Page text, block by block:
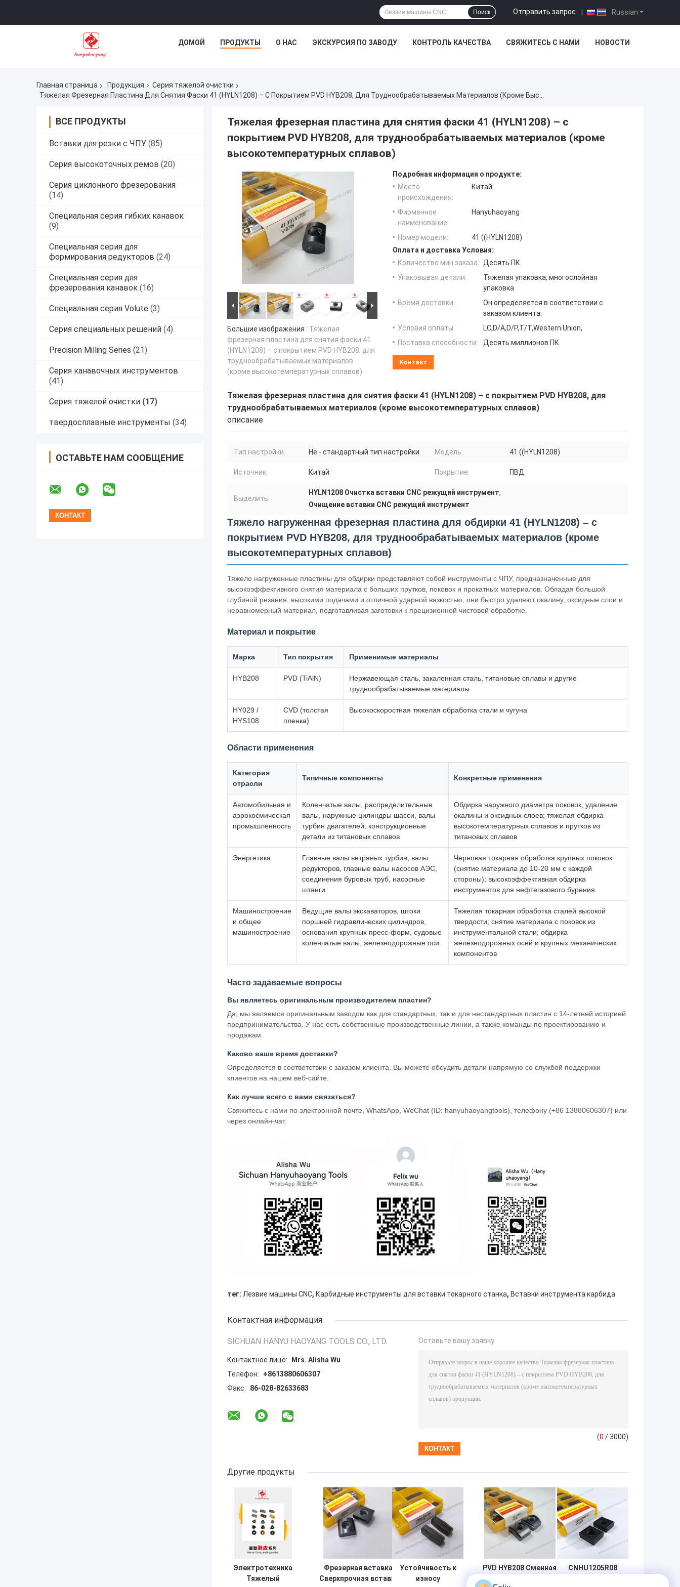
Russian
Отправить запрос |
Поиск
ДОМОЙ ПРОДУКТЫ О НАС ЭКСКУРСИЯ ПО ЗАВОДУ КОНТРОЛЬ КАЧЕСТВА СВЯЖИТЕСЬ С НАМИ НОВОСТИ
Главная страница Продукция
Серия тяжелой очистки
ВСЕ ПРОДУКТЫ
Вставки для резки с ЧПУ (85)
Серия высокоточных ремов (20)
Серия циклонного фрезерования
(14)
Специальная серия гибких канавок
(9)
Специальная серия для
формирования редукторов (24)
Специальная серия для
фрезерования канавок (16)
Специальная серия Volute (3)
Серия специальных решений (4)
Precision Milling Series (21)
Серия канавочных инструментов
(41)
Серия тяжелой очистки (17)
твердосплавные инструменты (34)
ОСТАВЬТЕ НАМ СООБЩЕНИЕ
Тяжелая фрезерная пластина для снятия фаски 41 (HYLN1208) – с
покрытием PVD HYB208, для труднообрабатываемых материалов (кроме
высокотемпературных сплавов)
Большие изображения : Тяжелая
фрезерная пластина для снятия фаски 41
(HYLN1208) – с покрытием PVD HYB208, для
труднообрабатываемых материалов
(кроме высокотемпературных сплавов)
Подробная информация о продукте:
Место
происхождения:
Китай
Фирменное
наименование:
Hanyuhaoyang
Номер модели:
41 ((HYLN1208)
Оплата и доставка Условия:
Количество мин заказа:
Десять ПК
Упаковывая детали:
Тяжелая упаковка, многослойная
упаковка
Время доставки:
Он определяется в соответствии с
заказом клиента.
Условия оплаты:
LC,D/A,D/P,T/T,Western Union,
Поставка способности:
Десять миллионов ПК
Контакт
Тяжелая фрезерная пластина для снятия фаски 41 (HYLN1208) – с покрытием PVD HYB208, для
труднообрабатываемых материалов (кроме высокотемпературных сплавов)
описание
Тип настройки: Не - стандартный тип настройки Модель: 41 ((HYLN1208)
Источник: Китай Покрытие: ПВД
Выделить:
HYLN1208 Очистка вставки CNC режущий инструмент,
Очищение вставки CNC режущий инструмент
Тяжело нагруженная фрезерная пластина для обдирки 41 (HYLN1208) – с
покрытием PVD HYB208, для труднообрабатываемых материалов (кроме
высокотемпературных сплавов)
Тяжело нагруженные пластины для обдирки представляют собой инструменты с ЧПУ, предназначенные для
высокоэффективного снятия материала с больших прутков, поковок и прокатных материалов. Обладая большой
глубиной резания, высокими подачами и отличной ударной вязкостью, они быстро удаляют окалину, оксидные слои и
неравномерный материал, подготавливая заготовки к прецизионной чистовой обработке.
Материал и покрытие
Марка Тип покрытия Применимые материалы
HYB208 PVD (TiAlN)
Нержавеющая сталь, закаленная сталь, титановые сплавы и другие
труднообрабатываемые материалы
HY029 /
HYS108
CVD (толстая
пленка)
Высокоскоростная тяжелая обработка стали и чугуна
Области применения
Категория
отрасли
Типичные компоненты Конкретные применения
Автомобильная и
аэрокосмическая
промышленность
Коленчатые валы, распределительные
валы, наружные цилиндры шасси, валы
турбин двигателей, конструкционные
детали из титановых сплавов
Обдирка наружного диаметра поковок, удаление
окалины и оксидных слоев; тяжелая обдирка
высокотемпературных сплавов и прутков из
титановых сплавов
Энергетика
Главные валы ветряных турбин, валы
редукторов, главные валы насосов АЭС,
соединения буровых труб, насосные
штанги
Черновая токарная обработка крупных поковок
(снятие материала до 10-20 мм с каждой
стороны); высокоэффективная обдирка
инструментов для нефтегазового бурения
Машиностроение
и общее
машиностроение
Ведущие валы экскаваторов, штоки
поршней гидравлических цилиндров,
основания крупных пресс-форм, судовые
коленчатые валы, железнодорожные оси
Тяжелая токарная обработка сталей высокой
твердости; снятие материала с поковок из
инструментальной стали; обдирка
железнодорожных осей и крупных механических
компонентов
Часто задаваемые вопросы
Вы являетесь оригинальным производителем пластин?
Да, мы являемся оригинальным заводом как для стандартных, так и для нестандартных пластин с 14-летней историей
предпринимательства. У нас есть собственные производственные линии, а также команды по проектированию и
продажам.
Каково ваше время доставки?
Определяется в соответствии с заказом клиента. Вы можете обсудить детали напрямую со службой поддержки
клиентов на нашем веб-сайте.
Как лучше всего с вами связаться?
Свяжитесь с нами по электронной почте, WhatsApp, WeChat (ID: hanyuhaoyangtools), телефону (+86 13880606307) или
через онлайн-чат.
тег: Лезвие машины CNC, Карбидные инструменты для вставки токарного станка, Вставки инструмента карбида
Контактная информация
SICHUAN HANYU HAOYANG TOOLS CO., LTD.
Контактное лицо:
Mrs. Alisha Wu
Телефон:
+8613880606307
Факс:
86-028-82633683
Оставьте вашу заявку
(0 / 3000)
Другие продукты
Электротехника
Тяжелый
Фрезерная вставка,
Сверхпрочная вставка
Устойчивость к
износу
PVD HYB208 Сменная
CNHU1205R08